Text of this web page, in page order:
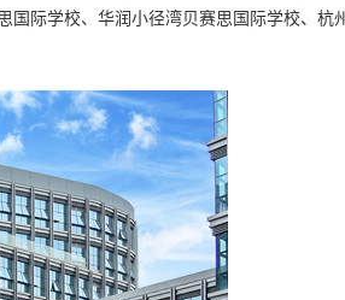
国际学校、华润小径湾贝赛思国际学校、杭